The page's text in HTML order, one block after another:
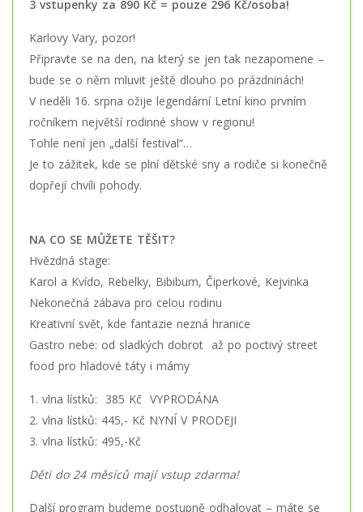
3 vstupenky za 890 Kč = pouze 296 Kč/osoba!
Karlovy Vary, pozor!
Připravte se na den, na který se jen tak nezapomene –
bude se o něm mluvit ještě dlouho po prázdninách!
V neděli 16. srpna ožije legendární Letní kino prvním
ročníkem největší rodinné show v regionu!
Tohle není jen „další festival“…
Je to zážitek, kde se plní dětské sny a rodiče si konečně
dopřejí chvíli pohody.
NA CO SE MŮŽETE TĚŠIT?
Hvězdná stage:
Karol a Kvído, Rebelky, Bibibum, Čiperkové, Kejvinka
Nekonečná zábava pro celou rodinu
Kreativní svět, kde fantazie nezná hranice
Gastro nebe: od sladkých dobrot až po poctivý street
food pro hladové táty i mámy
1. vlna lístků: 385 Kč VYPRODÁNA
2. vlna lístků: 445,- Kč NYNÍ V PRODEJI
3. vlna lístků: 495,-Kč
Děti do 24 měsíců mají vstup zdarma!
Další program budeme postupně odhalovat – máte se